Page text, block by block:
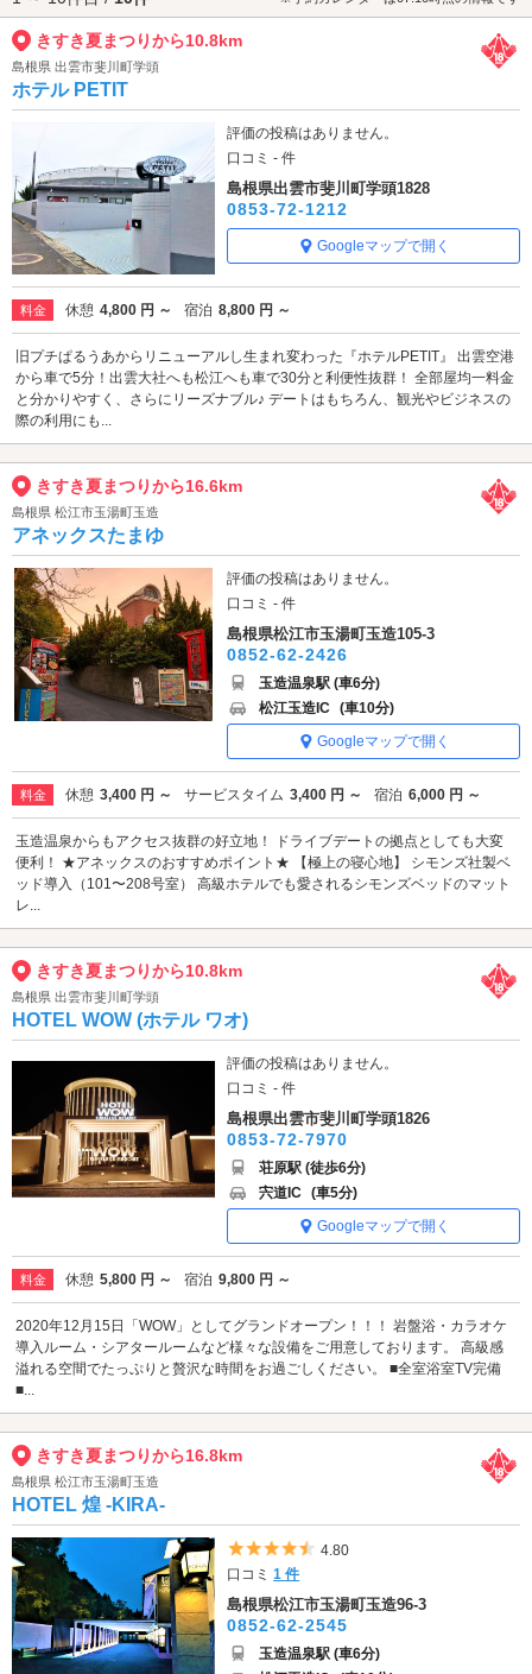
きすき夏まつりから10.8km
島根県 出雲市斐川町学頭
ホテル PETIT
評価の投稿はありません。
口コミ - 件
島根県出雲市斐川町学頭1828
0853-72-1212
Googleマップで開く
料金 休憩 4,800 円 ～ 宿泊 8,800 円 ～
旧プチぱるうあからリニューアルし生まれ変わった『ホテルPETIT』 出雲空港
から車で5分！出雲大社へも松江へも車で30分と利便性抜群！ 全部屋均一料金
と分かりやすく、さらにリーズナブル♪ デートはもちろん、観光やビジネスの
際の利用にも...
きすき夏まつりから16.6km
島根県 松江市玉湯町玉造
アネックスたまゆ
評価の投稿はありません。
口コミ - 件
島根県松江市玉湯町玉造105-3
0852-62-2426
玉造温泉駅 (車6分)
松江玉造IC (車10分)
Googleマップで開く
料金 休憩 3,400 円 ～ サービスタイム 3,400 円 ～ 宿泊 6,000 円 ～
玉造温泉からもアクセス抜群の好立地！ ドライブデートの拠点としても大変
便利！ ★アネックスのおすすめポイント★ 【極上の寝心地】 シモンズ社製ベ
ッド導入（101〜208号室） 高級ホテルでも愛されるシモンズベッドのマット
レ...
きすき夏まつりから10.8km
島根県 出雲市斐川町学頭
HOTEL WOW (ホテル ワオ)
評価の投稿はありません。
口コミ - 件
島根県出雲市斐川町学頭1826
0853-72-7970
荘原駅 (徒歩6分)
宍道IC (車5分)
Googleマップで開く
料金 休憩 5,800 円 ～ 宿泊 9,800 円 ～
2020年12月15日「WOW」としてグランドオープン！！！ 岩盤浴・カラオケ
導入ルーム・シアタールームなど様々な設備をご用意しております。 高級感
溢れる空間でたっぷりと贅沢な時間をお過ごしください。 ■全室浴室TV完備
■...
きすき夏まつりから16.8km
島根県 松江市玉湯町玉造
HOTEL 煌 -KIRA-
5つ星のうち4.5
4.80
口コミ1 件
島根県松江市玉湯町玉造96-3
0852-62-2545
玉造温泉駅 (車6分)